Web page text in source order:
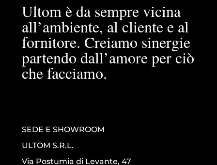
Ultom è da sempre vicina
all’ambiente, al cliente e al
fornitore. Creiamo sinergie
partendo dall’amore per ciò
che facciamo.
SEDE E SHOWROOM
ULTOM S.R.L.
Via Postumia di Levante, 47